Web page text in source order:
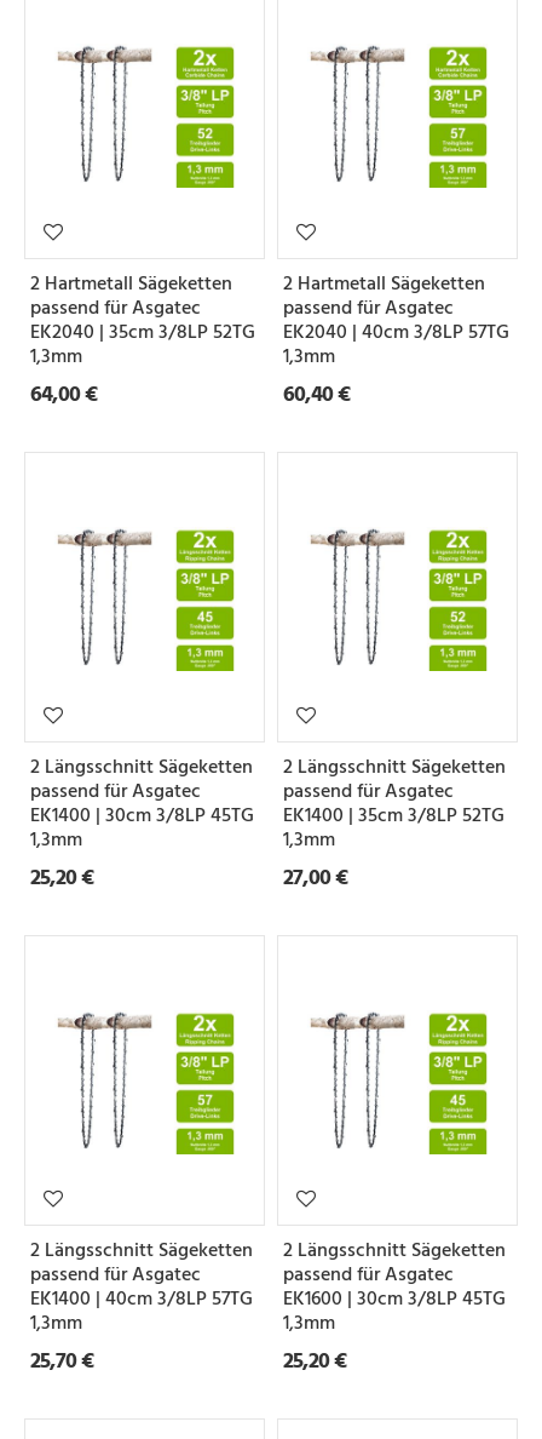
2 Hartmetall Sägeketten
passend für Asgatec
EK2040 | 35cm 3/8LP 52TG
1,3mm
64,00 €
2 Hartmetall Sägeketten
passend für Asgatec
EK2040 | 40cm 3/8LP 57TG
1,3mm
60,40 €
2 Längsschnitt Sägeketten
passend für Asgatec
EK1400 | 30cm 3/8LP 45TG
1,3mm
25,20 €
2 Längsschnitt Sägeketten
passend für Asgatec
EK1400 | 35cm 3/8LP 52TG
1,3mm
27,00 €
2 Längsschnitt Sägeketten
passend für Asgatec
EK1400 | 40cm 3/8LP 57TG
1,3mm
25,70 €
2 Längsschnitt Sägeketten
passend für Asgatec
EK1600 | 30cm 3/8LP 45TG
1,3mm
25,20 €